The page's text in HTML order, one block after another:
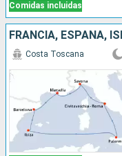
Comidas incluidas
Costa Toscana